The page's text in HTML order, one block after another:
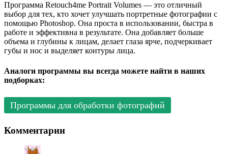
Программа Retouch4me Portrait Volumes — это отличный
выбор для тех, кто хочет улучшать портретные фотографии с
помощью Photoshop. Она проста в использовании, быстра в
работе и эффективна в результате. Она добавляет больше
объема и глубины к лицам, делает глаза ярче, подчеркивает
губы и нос и выделяет контуры лица.
Аналоги программы вы всегда можете найти в наших
подборках:
Программы для обработки фотографий
Комментарии